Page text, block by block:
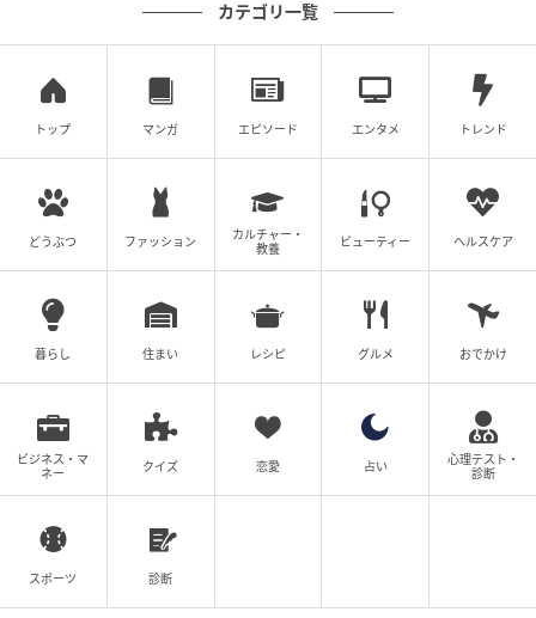
カテゴリ一覧
トップ マンガ エピソード エンタメ トレンド
どうぶつ ファッション
カルチャー・
教養
ビューティー ヘルスケア
暮らし 住まい レシピ グルメ おでかけ
ビジネス・マ
ネー
クイズ 恋愛 占い
心理テスト・
診断
スポーツ 診断